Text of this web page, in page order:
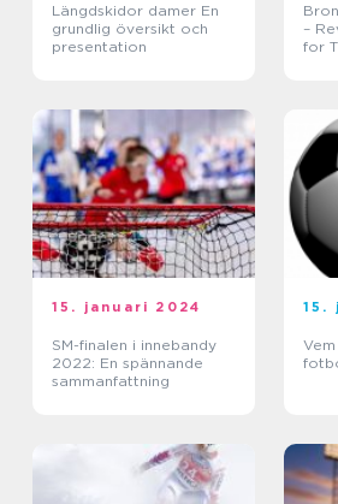
Längdskidor damer En
grundlig översikt och
presentation
–
for
15. januari 2024
SM-finalen i innebandy
2022: En spännande
sammanfattning
15.